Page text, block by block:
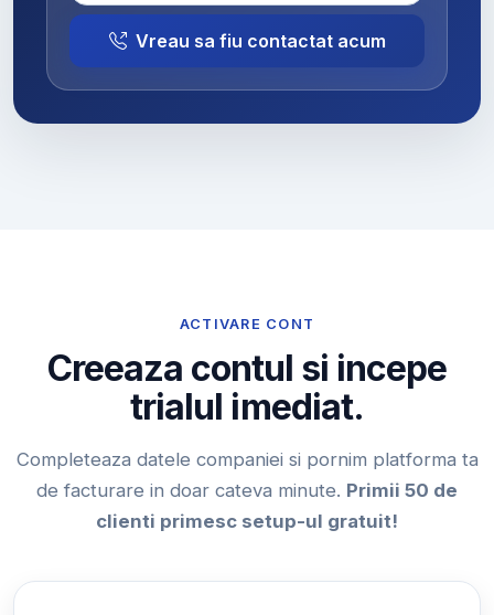
Vreau sa fiu contactat acum
ACTIVARE CONT
Creeaza contul si incepe
trialul imediat.
Completeaza datele companiei si pornim platforma ta
de facturare in doar cateva minute. Primii 50 de
clienti primesc setup-ul gratuit!